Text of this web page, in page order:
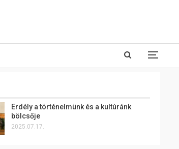
Erdély a történelmünk és a kultúránk
bölcsője
2025.07.17.